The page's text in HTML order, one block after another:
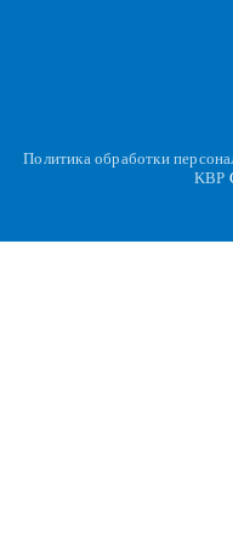
Политика обработки
KBP